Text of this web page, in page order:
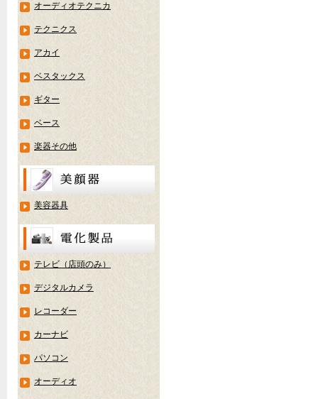
オーディオテクニカ
テクニクス
アカイ
ベスタックス
ギター
ベース
楽器その他
美容器具
テレビ（店頭のみ）
デジタルカメラ
レコーダー
カーナビ
パソコン
オーディオ